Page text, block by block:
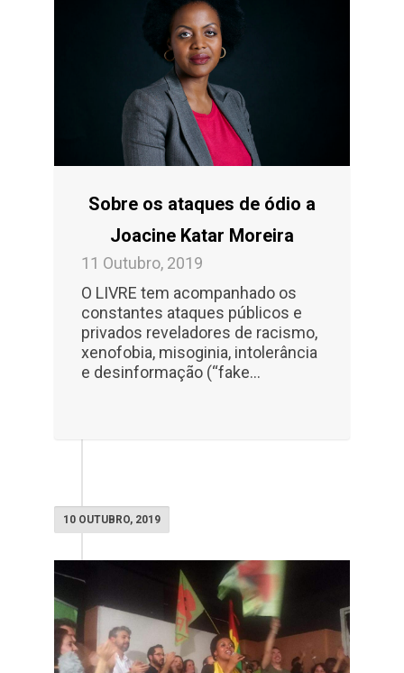
Sobre os ataques de ódio a
Joacine Katar Moreira
11 Outubro, 2019
O LIVRE tem acompanhado os
constantes ataques públicos e
privados reveladores de racismo,
xenofobia, misoginia, intolerância
e desinformação (“fake...
10 OUTUBRO, 2019